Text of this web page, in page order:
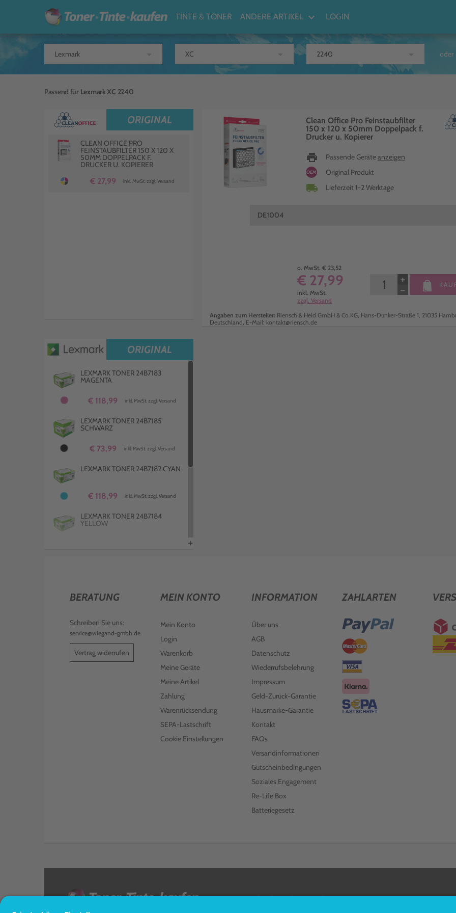
TINTE & TONER ANDERE ARTIKEL keyboard_arrow_down LOGIN
oder
Passend für Lexmark XC 2240
ORIGINAL
CLEAN OFFICE PRO
FEINSTAUBFILTER 150 X 120 X
50MM DOPPELPACK F.
DRUCKER U. KOPIERER
€ 27,99 inkl. MwSt. zzgl. Versand
Clean Office Pro Feinstaubfilter
150 x 120 x 50mm Doppelpack f.
Drucker u. Kopierer
print Passende Geräteanzeigen
OEM Original Produkt
local_shipping Lieferzeit 1-2 Werktage
DE1004
o. MwSt. € 23,52
€ 27,99
inkl. MwSt.
zzgl. Versand
−
+
Angaben zum Hersteller: Riensch & Held GmbH & Co.KG, Hans-Dunker-Straße 1, 21035
Deutschland, E-Mail: kontakt@riensch.de
ORIGINAL
LEXMARK TONER 24B7183
MAGENTA
€ 118,99 inkl. MwSt. zzgl. Versand
LEXMARK TONER 24B7185
SCHWARZ
€ 73,99 inkl. MwSt. zzgl. Versand
LEXMARK TONER 24B7182 CYAN
€ 118,99 inkl. MwSt. zzgl. Versand
LEXMARK TONER 24B7184
YELLOW
€ 381,99
BELICHTUNGSKIT SCHWARZ
€ 322,99 inkl. MwSt. zzgl. Versand
+
BERATUNG
Schreiben Sie uns:
service@wiegand-gmbh.de
Vertrag widerrufen
MEIN KONTO
Mein Konto
Login
Warenkorb
Meine Geräte
Meine Artikel
Zahlung
Warenrücksendung
SEPA-Lastschrift
Cookie Einstellungen
INFORMATION
Über uns
AGB
Datenschutz
Wiederrufsbelehrung
Impressum
Geld-Zurück-Garantie
Hausmarke-Garantie
Kontakt
FAQs
Versandinformationen
Gutscheinbedingungen
Soziales Engagement
Re-Life Box
Batteriegesetz
ZAHLARTEN
< FOLGEN SIE UNS